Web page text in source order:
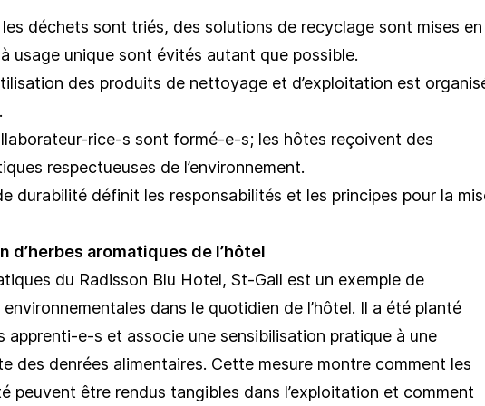
les déchets sont triés, des solutions de recyclage sont mises en
usage unique sont évités autant que possible.
des produits de nettoyage et d’exploitation est
rice-s sont formé-e-s; les hôtes reçoivent des
respectueuses de l’environnement.
durabilité définit les responsabilités et les principes pour la
d’herbes aromatiques de l’hôtel
du Radisson Blu Hotel, St-Gall est un exemple de
environnementales dans le quotidien de l’hôtel. Il a été planté
apprenti-e-s et associe une sensibilisation pratique à une
des denrées alimentaires. Cette mesure montre comment les
peuvent être rendus tangibles dans l’exploitation et comment